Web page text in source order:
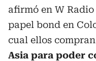
afirmó en W
papel bond en
cual ellos compran
Asia para poder